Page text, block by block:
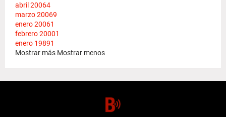
abril 20064
marzo 20069
enero 20061
febrero 20001
enero 19891
Mostrar más Mostrar menos